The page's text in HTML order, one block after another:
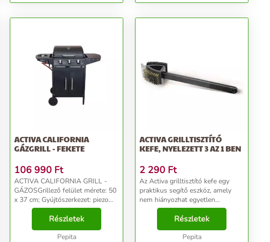
ACTIVA CALIFORNIA
GÁZGRILL - FEKETE
106 990 Ft
ACTIVA CALIFORNIA GRILL -
GÁZOSGrillező felület mérete: 50
x 37 cm; Gyújtószerkezet: piezo
gyújtással; Égőfejek száma: 3,
rozsdamentes acél; Teljesítmény:
8,7 kW; Oldalsó égőfej: igen,
alumíniumozott ...
Részletek
Pepita
ACTIVA GRILLTISZTÍTÓ
KEFE, NYELEZETT 3 AZ 1 BEN
2 290 Ft
Az Activa grilltisztító kefe egy
praktikus segítő eszköz, amely
nem hiányozhat egyetlen
grillezőnél sem. Praktikus, hosszú
nyéllel rendelkezik, és három
funkciót egyesít. A durvább
szennyeződésekre sz...
Részletek
Pepita